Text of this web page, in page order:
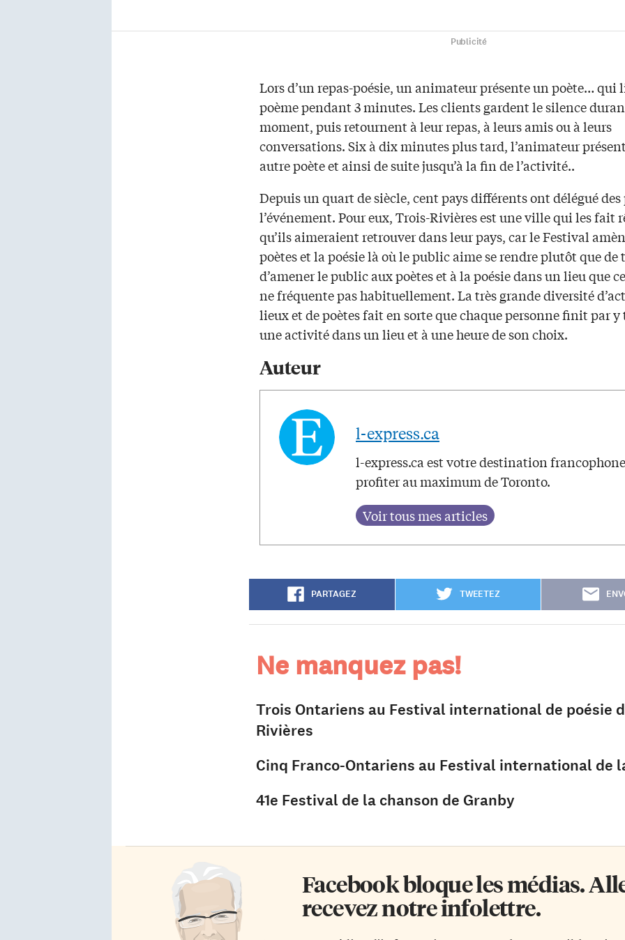
Publicité
Lors d’un repas-poésie, un animateur présente un poète… qui
poème pendant 3 minutes. Les clients gardent le silence
moment, puis retournent à leur repas, à leurs amis ou à leurs
conversations. Six à dix minutes plus tard, l’animateur
autre poète et ainsi de suite jusqu’à la fin de l’activité..
Depuis un quart de siècle, cent pays différents ont délégué des
l’événement. Pour eux, Trois-Rivières est une ville qui les fait
qu’ils aimeraient retrouver dans leur pays, car le Festival
poètes et la poésie là où le public aime se rendre plutôt que de
d’amener le public aux poètes et à la poésie dans un lieu que
ne fréquente pas habituellement. La très grande diversité
lieux et de poètes fait en sorte que chaque personne finit par
une activité dans un lieu et à une heure de son choix.
Auteur
l-express.ca
l-express.ca est votre destination
profiter au maximum de Toronto.
PARTAGEZ TWEETEZ
Ne manquez pas!
Trois Ontariens au Festival international de poésie
Rivières
Cinq Franco-Ontariens au Festival international de
41e Festival de la chanson de Granby
Facebook bloque les médias.
recevez notre infolettre.